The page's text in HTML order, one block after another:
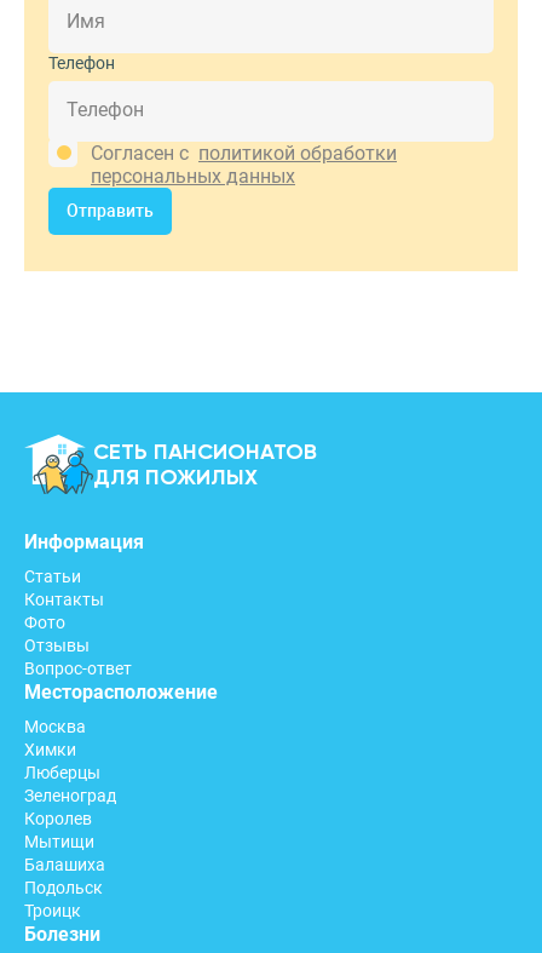
Телефон
Согласен с политикой обработки
персональных данных
Отправить
СЕТЬ ПАНСИОНАТОВ
ДЛЯ ПОЖИЛЫХ
Информация
Статьи
Контакты
Фото
Отзывы
Вопрос-ответ
Месторасположение
Москва
Химки
Люберцы
Зеленоград
Королев
Мытищи
Балашиха
Подольск
Троицк
Болезни